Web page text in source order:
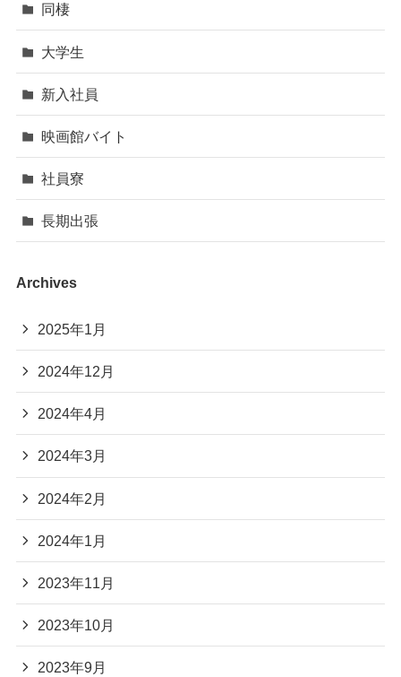
同棲
大学生
新入社員
映画館バイト
社員寮
長期出張
Archives
2025年1月
2024年12月
2024年4月
2024年3月
2024年2月
2024年1月
2023年11月
2023年10月
2023年9月